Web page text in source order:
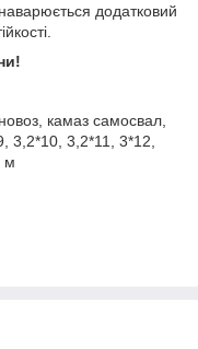
додатковий
камаз самосвал,
3,2*10, 3,2*11, 3*12,
м